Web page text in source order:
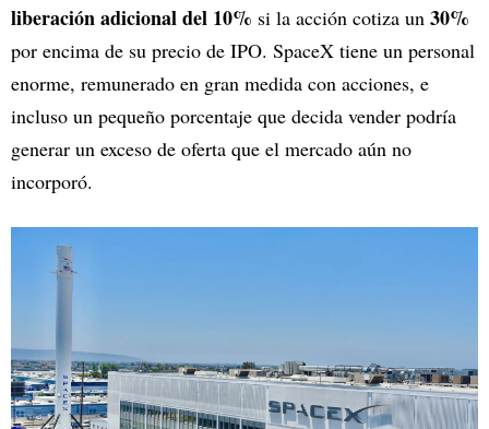
liberación adicional del 10% si la acción cotiza un 30%
por encima de su precio de IPO. SpaceX tiene un personal
enorme, remunerado en gran medida con acciones, e
incluso un pequeño porcentaje que decida vender podría
generar un exceso de oferta que el mercado aún no
incorporó.